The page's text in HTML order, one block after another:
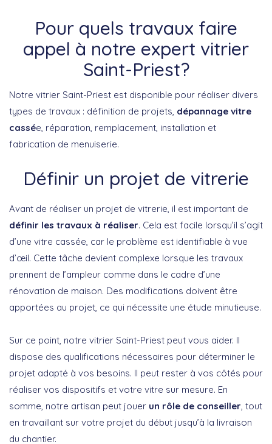
Pour quels travaux faire
appel à notre expert vitrier
Saint-Priest?
Notre vitrier Saint-Priest est disponible pour réaliser divers
types de travaux : définition de projets, dépannage vitre
cassée, réparation, remplacement, installation et
fabrication de menuiserie.
Définir un projet de vitrerie
Avant de réaliser un projet de vitrerie, il est important de
définir les travaux à réaliser. Cela est facile lorsqu’il s’agit
d’une vitre cassée, car le problème est identifiable à vue
d’œil. Cette tâche devient complexe lorsque les travaux
prennent de l’ampleur comme dans le cadre d’une
rénovation de maison. Des modifications doivent être
apportées au projet, ce qui nécessite une étude minutieuse.
Sur ce point, notre vitrier Saint-Priest peut vous aider. Il
dispose des qualifications nécessaires pour déterminer le
projet adapté à vos besoins. Il peut rester à vos côtés pour
réaliser vos dispositifs et votre vitre sur mesure. En
somme, notre artisan peut jouer un rôle de conseiller , tout
en travaillant sur votre projet du début jusqu’à la livraison
du chantier.